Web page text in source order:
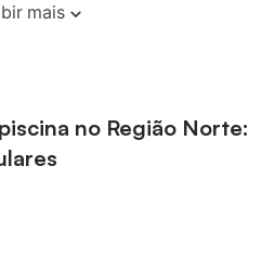
mais
no Região Norte: